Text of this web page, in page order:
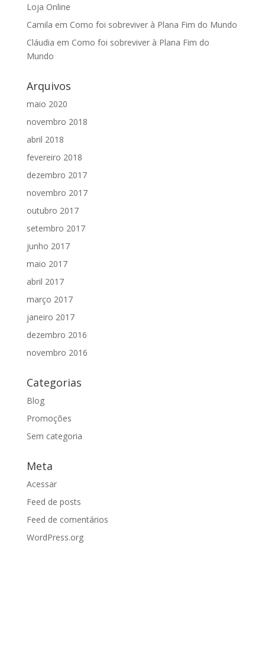
Loja Online
Camila em Como foi sobreviver à Plana Fim do Mundo
Cláudia em Como foi sobreviver à Plana Fim do
Mundo
Arquivos
maio 2020
novembro 2018
abril 2018
fevereiro 2018
dezembro 2017
novembro 2017
outubro 2017
setembro 2017
junho 2017
maio 2017
abril 2017
março 2017
janeiro 2017
dezembro 2016
novembro 2016
Categorias
Blog
Promoções
Sem categoria
Meta
Acessar
Feed de posts
Feed de comentários
WordPress.org